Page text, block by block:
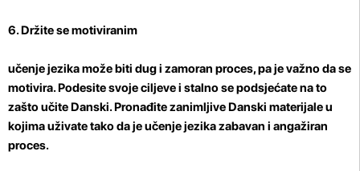
6. Držite se motiviranim
učenje jezika može biti dug i zamoran proces, pa je važno da se
motivira. Podesite svoje ciljeve i stalno se podsjećate na to
zašto učite Danski. Pronađite zanimljive Danski materijale u
kojima uživate tako da je učenje jezika zabavan i angažiran
proces.